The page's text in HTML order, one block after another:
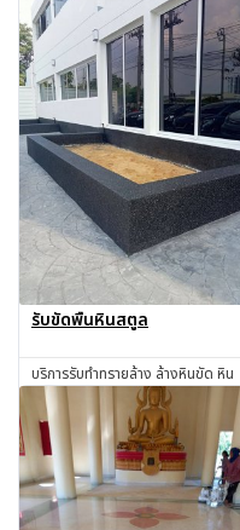
รับขัดพื้นหินสตูล
บริการรับทำทรายล้าง ล้างหินขัด หิน
ล้าง ทรายล้าง ทำทรายล้าง ช่างทราย
ล้าง ช่างหินขัด รับทำหินขัด รับทำหิน
อ่อน รับเหมาทำทรายล้าง โดยช่างผู้มี
ประสบการณ์มากกว่า 30 ปี สตูล
สอบถาม